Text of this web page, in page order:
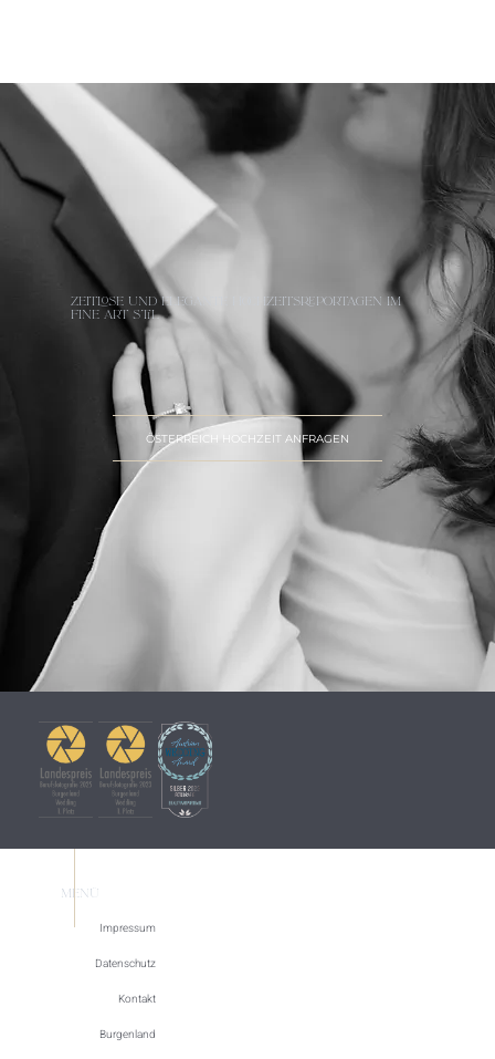
ZEITLOSE UND ELEGANTE HOCHZEITSREPORTAGEN IM
FINE ART STIL
ÖSTERREICH HOCHZEIT ANFRAGEN
MENÜ
Impressum
Datenschutz
Kontakt
Burgenland